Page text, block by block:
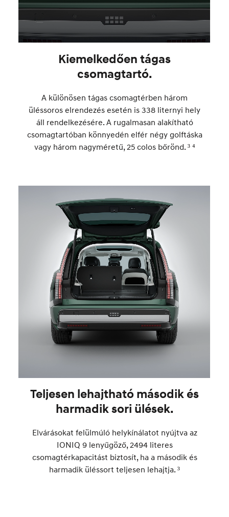
Kiemelkedően tágas
csomagtartó.
A különösen tágas csomagtérben három
üléssoros elrendezés esetén is 338 liternyi hely
áll rendelkezésére. A rugalmasan alakítható
csomagtartóban könnyedén elfér négy golftáska
vagy három nagyméretű, 25 colos bőrönd. ³ ⁴
Teljesen lehajtható második és
harmadik sori ülések.
Elvárásokat felülmúló helykínálatot nyújtva az
IONIQ 9 lenyűgöző, 2494 literes
csomagtérkapacitást biztosít, ha a második és
harmadik üléssort teljesen lehajtja. ³